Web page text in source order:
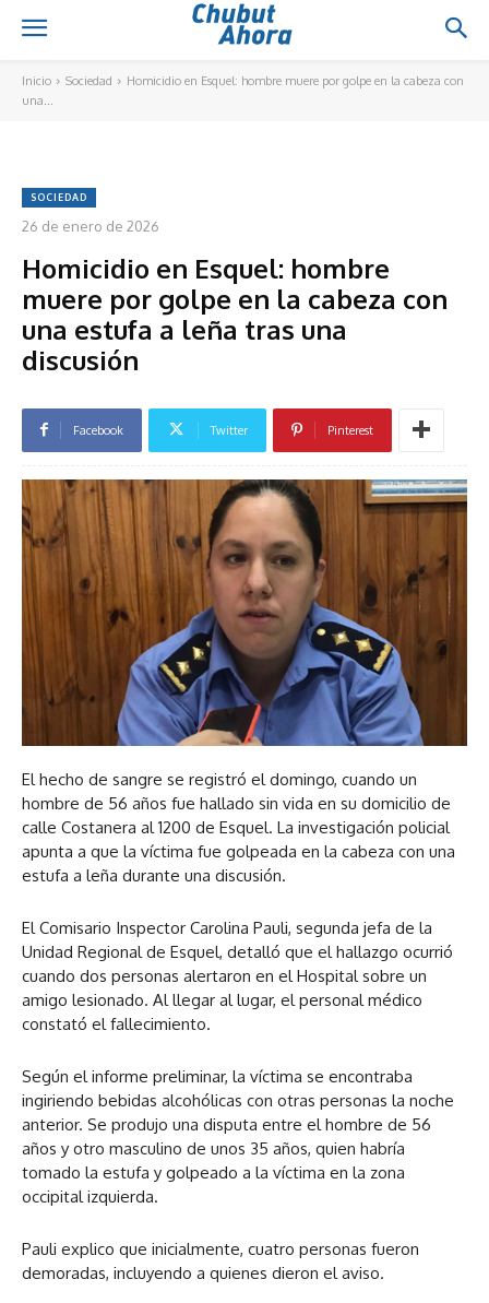
Inicio Sociedad
Homicidio en Esquel: hombre muere por golpe en la cabeza con
una...
SOCIEDAD
26 de enero de 2026
Homicidio en Esquel: hombre
muere por golpe en la cabeza con
una estufa a leña tras una
discusión
Facebook Twitter Pinterest
El hecho de sangre se registró el domingo, cuando un
hombre de 56 años fue hallado sin vida en su domicilio de
calle Costanera al 1200 de Esquel. La investigación policial
apunta a que la víctima fue golpeada en la cabeza con una
estufa a leña durante una discusión.
El Comisario Inspector Carolina Pauli, segunda jefa de la
Unidad Regional de Esquel, detalló que el hallazgo ocurrió
cuando dos personas alertaron en el Hospital sobre un
amigo lesionado. Al llegar al lugar, el personal médico
constató el fallecimiento.
Según el informe preliminar, la víctima se encontraba
ingiriendo bebidas alcohólicas con otras personas la noche
anterior. Se produjo una disputa entre el hombre de 56
años y otro masculino de unos 35 años, quien habría
tomado la estufa y golpeado a la víctima en la zona
occipital izquierda.
Pauli explico que inicialmente, cuatro personas fueron
demoradas, incluyendo a quienes dieron el aviso.